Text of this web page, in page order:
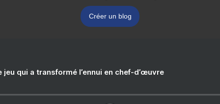
Créer un blog
jeu qui a transformé l’ennui en chef-d’œuvre